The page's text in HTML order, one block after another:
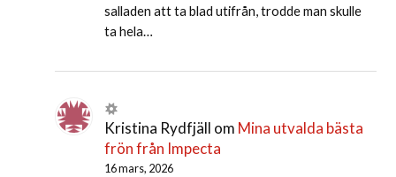
salladen att ta blad utifrån, trodde man skulle
ta hela…
Kristina Rydfjäll om Mina utvalda bästa
frön från Impecta
16 mars, 2026